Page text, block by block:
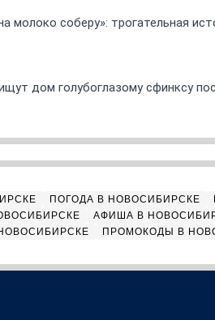
молоко соберу»: трогательная
дом голубоглазому сфинксу
ПОГОДА В НОВОСИБИРСКЕ
АФИША В
ПРОМОКОДЫ В